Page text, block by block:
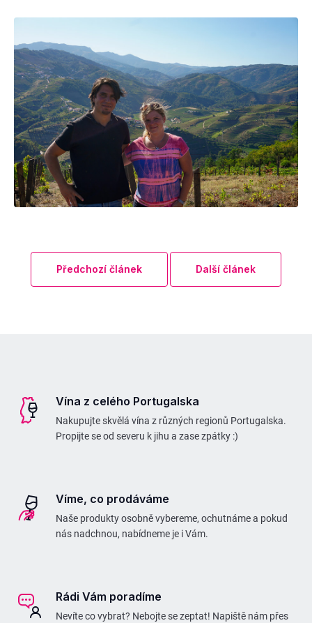
Předchozí článek Další článek
Vína z celého Portugalska
Nakupujte skvělá vína z různých regionů Portugalska.
Propijte se od severu k jihu a zase zpátky :)
Víme, co prodáváme
Naše produkty osobně vybereme, ochutnáme a pokud
nás nadchnou, nabídneme je i Vám.
Rádi Vám poradíme
Nevíte co vybrat? Nebojte se zeptat! Napiště nám přes